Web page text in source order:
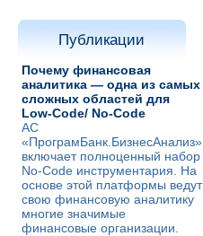
Публикации
Почему финансовая
аналитика — одна из самых
сложных областей для
Low-Code/ No-Code
АС
«ПрограмБанк.БизнесАнализ»
включает полноценный набор
No-Code инструментария. На
основе этой платформы ведут
свою финансовую аналитику
многие значимые
финансовые организации.